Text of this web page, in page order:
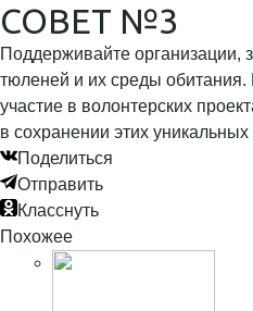
СОВЕТ №3
Поддерживайте организации,
тюленей и их среды
участие в волонтерских
в сохранении этих
Поделиться
Отправить
Класснуть
Похожее